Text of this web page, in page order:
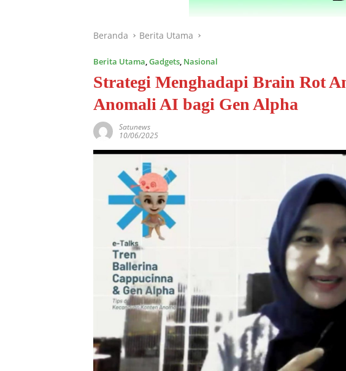
Beranda Berita Utama
Berita Utama,Gadgets, Nasional
Strategi Menghadapi Brain Rot
Anomali AI bagi Gen Alpha
Satunews
10/06/2025